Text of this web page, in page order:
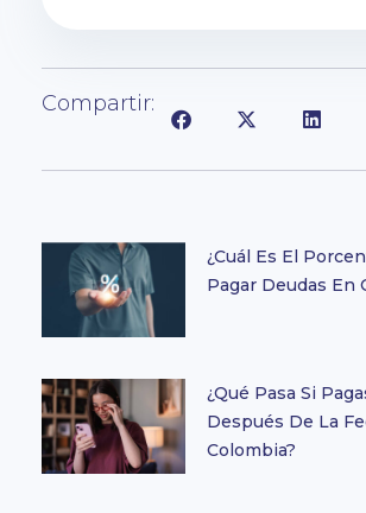
Compartir:
¿Cuál Es El
Pagar Deudas En
¿Qué Pasa Si
Después De La
Colombia?